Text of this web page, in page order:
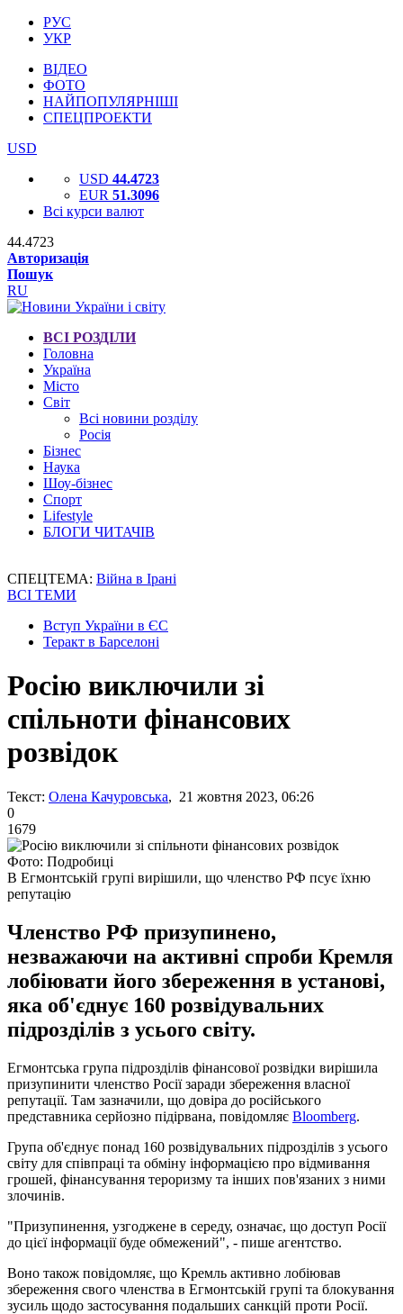
РУС
УКР
ВІДЕО
ФОТО
НАЙПОПУЛЯРНІШІ
СПЕЦПРОЕКТИ
USD
USD 44.4723
EUR 51.3096
Всі курси валют
44.4723
Авторизація
Пошук
RU
ВСІ РОЗДІЛИ
Головна
Україна
Місто
Світ
Всі новини розділу
Росія
Бізнес
Наука
Шоу-бізнес
Спорт
Lifestyle
БЛОГИ ЧИТАЧІВ
СПЕЦТЕМА: Війна в Ірані
ВСІ ТЕМИ
Вступ України в ЄС
Теракт в Барселоні
Росію виключили зі
спільноти фінансових
розвідок
Текст: Олена Качуровська, 21 жовтня 2023, 06:26
0
1679
Фото: Подробиці
В Егмонтській групі вирішили, що членство РФ псує їхню
репутацію
Членство РФ призупинено,
незважаючи на активні спроби Кремля
лобіювати його збереження в установі,
яка об'єднує 160 розвідувальних
підрозділів з усього світу.
Егмонтська група підрозділів фінансової розвідки вирішила
призупинити членство Росії заради збереження власної
репутації. Там зазначили, що довіра до російського
представника серйозно підірвана, повідомляє Bloomberg.
Група об'єднує понад 160 розвідувальних підрозділів з усього
світу для співпраці та обміну інформацією про відмивання
грошей, фінансування тероризму та інших пов'язаних з ними
злочинів.
"Призупинення, узгоджене в середу, означає, що доступ Росії
до цієї інформації буде обмежений", - пише агентство.
Воно також повідомляє, що Кремль активно лобіював
збереження свого членства в Егмонтській групі та блокування
зусиль щодо застосування подальших санкцій проти Росії.